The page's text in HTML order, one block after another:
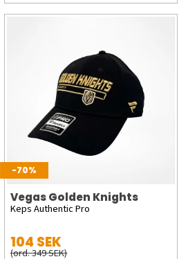
-70%
Vegas Golden Knights
Keps Authentic Pro
104 SEK
(ord. 349 SEK)